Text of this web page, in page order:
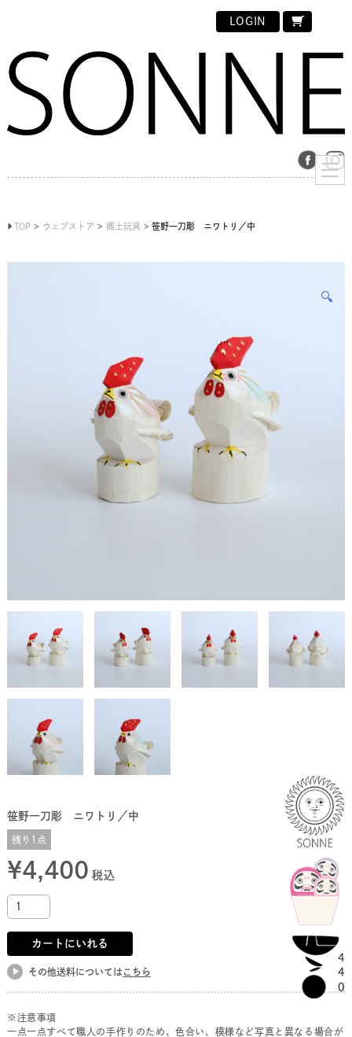
LOGIN
TOP ウェブストア 郷土玩具 笹野一刀彫 ニワトリ／中
🔍
笹野一刀彫 ニワトリ／中
残り1点
¥4,400 税込
カートにいれる
その他送料については こちら
※注意事項
一点一点すべて職人の手作りのため、色合い、模様など写真と異なる場合が